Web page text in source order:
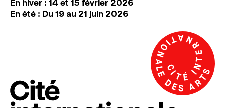
En hiver : 14 et 15 février 2026
En été : Du 19 au 21 juin 2026